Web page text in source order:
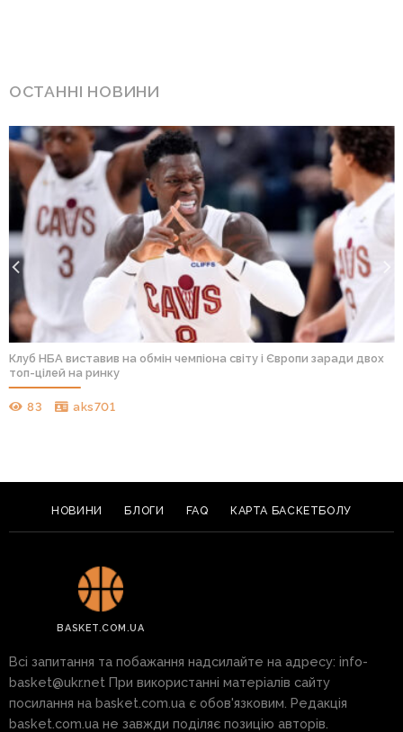
ОСТАННІ НОВИНИ
Клуб НБА виставив на обмін чемпіона світу і Європи заради двох
топ-цілей на ринку
83 aks701
НОВИНИ БЛОГИ FAQ КАРТА БАСКЕТБОЛУ
BASKET.COM.UA
Всі запитання та побажання надсилайте на адресу: info-
basket@ukr.net При використанні матеріалів сайту
посилання на basket.com.ua є обов'язковим. Редакція
basket.com.ua не завжди поділяє позицію авторів.